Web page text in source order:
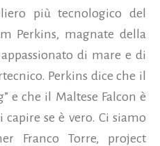
più tecnologico del
Perkins, magnate della
di mare e di
Perkins dice che il
e che il Maltese Falcon è
se è vero. Ci siamo
Franco Torre, project